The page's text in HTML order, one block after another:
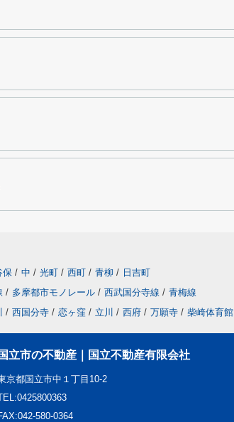
保 / 中 / 光町 / 西町 / 青柳 / 日吉町
/ 多摩都市モノレール / 西武国分寺線 / 青梅線
/ 西国分寺 / 恋ヶ窪 / 立川 / 西府 / 万願寺 / 柴崎体育館
国立市の不動産｜国立不動産有限会社
京都国立市中１丁目10-2
580-0364